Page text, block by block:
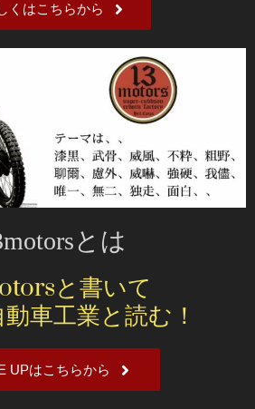
くはこちらから
とは
と書いて
車工業と読む！
UPはこちらから